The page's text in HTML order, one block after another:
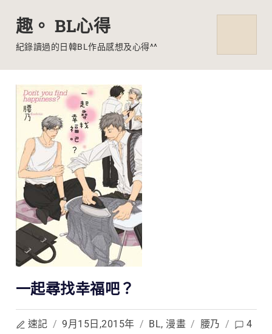
content
趣。 BL心得
紀錄讀過的日韓BL作品感想及心得^^
一起尋找幸福吧？
速記 / 9月15日,2015年 / BL, 漫畫 / 腰乃 / 4